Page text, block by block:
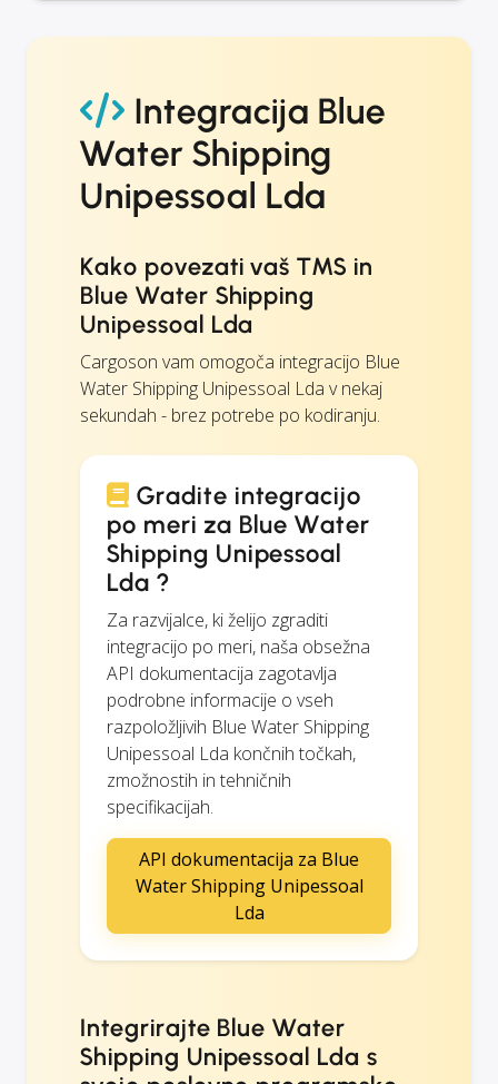
Integracija Blue
Water Shipping
Unipessoal Lda
Kako povezati vaš TMS in
Blue Water Shipping
Unipessoal Lda
Cargoson vam omogoča integracijo Blue
Water Shipping Unipessoal Lda v nekaj
sekundah - brez potrebe po kodiranju.
Gradite integracijo
po meri za Blue Water
Shipping Unipessoal
Lda ?
Za razvijalce, ki želijo zgraditi
integracijo po meri, naša obsežna
API dokumentacija zagotavlja
podrobne informacije o vseh
razpoložljivih Blue Water Shipping
Unipessoal Lda končnih točkah,
zmožnostih in tehničnih
specifikacijah.
API dokumentacija za Blue
Water Shipping Unipessoal
Lda
Integrirajte Blue Water
Shipping Unipessoal Lda s